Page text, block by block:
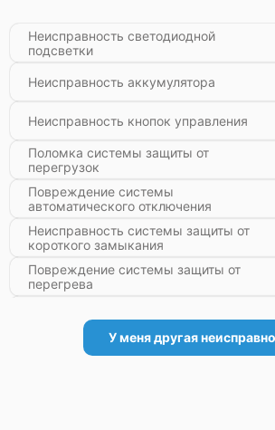
Неисправность светодиодной
подсветки
Неисправность аккумулятора
Неисправность кнопок управления
Поломка системы защиты от
перегрузок
Повреждение системы
автоматического отключения
Неисправность системы защиты от
короткого замыкания
Повреждение системы защиты от
перегрева
перенапряжения
Неисправность системы защиты от
У меня другая